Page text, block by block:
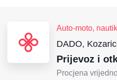
Auto-moto,
DADO,
Prijevoz i
Procjena